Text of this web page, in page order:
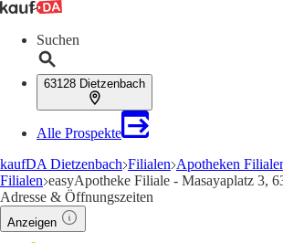
Suchen
63128 Dietzenbach
Alle Prospekte
kaufDA Dietzenbach Filialen Apotheken
Filialen easyApotheke Filiale - Masayaplatz 3,
Adresse & Öffnungszeiten
Anzeigen